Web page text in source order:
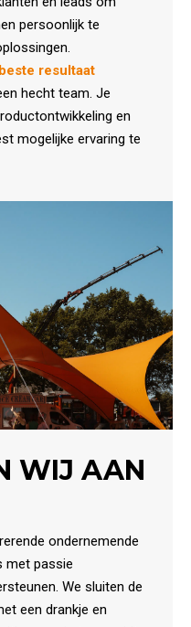
persoonlijk te
resultaat
hecht team. Je
en
mogelijke ervaring te
WIJ AAN
ondernemende
met passie
We sluiten de
een drankje en